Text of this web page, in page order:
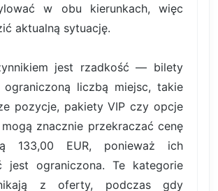
w obu kierunkach, więc
aktualną sytuację.
jest rzadkość — bilety
ograniczoną liczbą miejsc, takie
pozycje, pakiety VIP czy opcje
znacznie przekraczać cenę
133,00 EUR, ponieważ ich
jest ograniczona. Te kategorie
z oferty, podczas gdy